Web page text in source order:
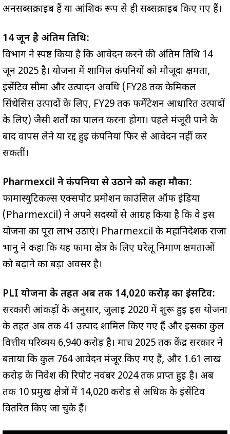
अनसब्सक्राइब हैं या आंशिक रूप से ही सब्सक्राइब किए गए हैं।
14 जून है अंतिम तिथि:
विभाग ने स्पष्ट किया है कि आवेदन करने की अंतिम तिथि 14
जून 2025 है। योजना में शामिल कंपनियों को मौजूदा क्षमता,
इंसेंटिव सीमा और उत्पादन अवधि (FY28 तक केमिकल
सिंथेसिस उत्पादों के लिए, FY29 तक फर्मेंटेशन आधारित उत्पादों
के लिए) जैसी शर्तों का पालन करना होगा। पहले मंजूरी पाने के
बाद वापस लेने या रद्द हुई कंपनियां फिर से आवेदन नहीं कर
सकतीं।
Pharmexcil ने कंपनियों से उठाने को कहा मौका:
फार्मास्युटिकल्स एक्सपोर्ट प्रमोशन काउंसिल ऑफ इंडिया
(Pharmexcil) ने अपने सदस्यों से आग्रह किया है कि वे इस
योजना का पूरा लाभ उठाएं। Pharmexcil के महानिदेशक राजा
भानु ने कहा कि यह फार्मा क्षेत्र के लिए घरेलू निर्माण क्षमताओं
को बढ़ाने का बड़ा अवसर है।
PLI योजना के तहत अब तक ₹14,020 करोड़ का इंसेंटिव:
सरकारी आंकड़ों के अनुसार, जुलाई 2020 में शुरू हुई इस योजना
के तहत अब तक 41 उत्पाद शामिल किए गए हैं और इसका कुल
वित्तीय परिव्यय ₹6,940 करोड़ है। मार्च 2025 तक केंद्र सरकार ने
बताया कि कुल 764 आवेदन मंजूर किए गए हैं, और ₹1.61 लाख
करोड़ के निवेश की रिपोर्ट नवंबर 2024 तक प्राप्त हुई है। अब
तक 10 प्रमुख क्षेत्रों में ₹14,020 करोड़ से अधिक के इंसेंटिव
वितरित किए जा चुके हैं।